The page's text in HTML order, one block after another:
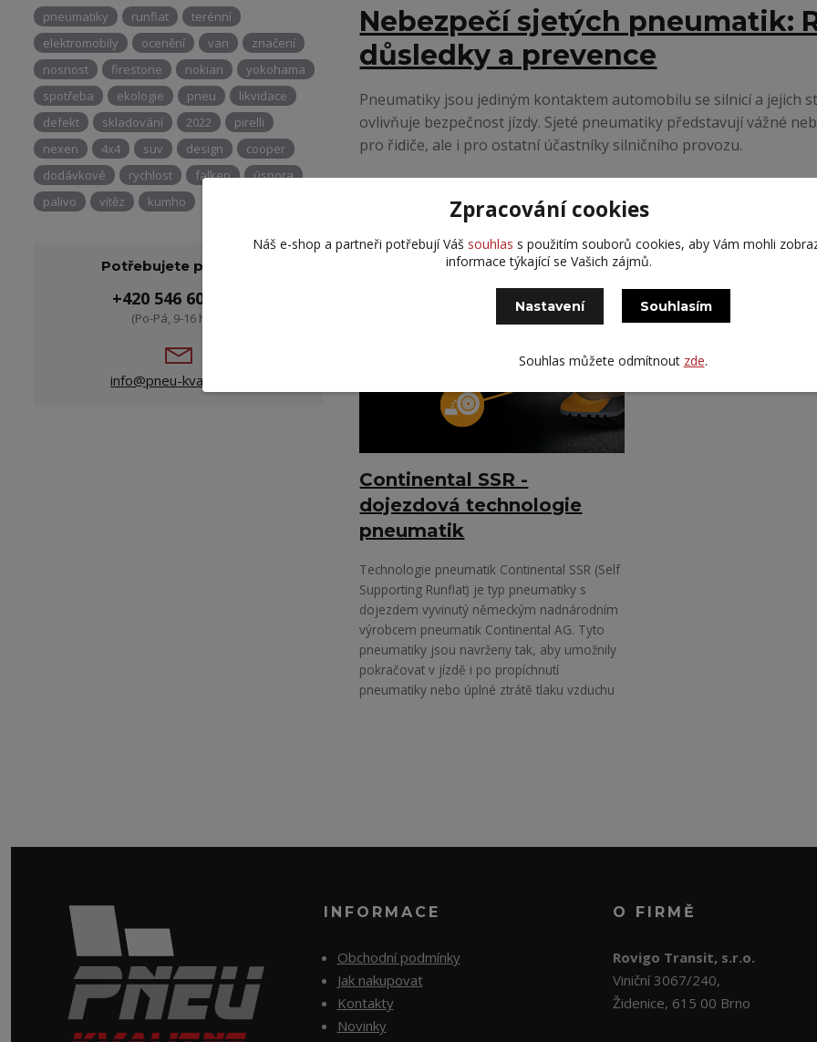
pneumatiky
runflat
terénní
elektromobily
ocenění van
značení
nosnost
firestone nokian
yokohama
spotřeba
ekologie pneu
likvidace
defekt
skladování 2022
pirelli
nexen
4x4 suv design
cooper
dodávkové
rychlost falken
úspora
palivo
vítěz kumho
Potřebujete poradit?
+420 546 605 021
(Po-Pá, 9-16 hod.)
info@pneu-kvalitne.cz
Nebezpečí sjetých pneumatik:
důsledky a prevence
Pneumatiky jsou jediným kontaktem automobilu se silnicí a jejich
ovlivňuje bezpečnost jízdy. Sjeté pneumatiky představují vážné
pro řidiče, ale i pro ostatní účastníky silničního provozu.
Continental SSR -
dojezdová technologie
pneumatik
01
Technologie pneumatik Continental SSR (Self
Supporting Runflat) je typ pneumatiky s
dojezdem vyvinutý německým nadnárodním
výrobcem pneumatik Continental AG. Tyto
pneumatiky jsou navrženy tak, aby umožnily
pokračovat v jízdě i po propíchnutí
pneumatiky nebo úplné ztrátě tlaku vzduchu
INFORMACE
Obchodní podmínky
Jak nakupovat
Kontakty
Novinky
O FIRMĚ
Rovigo Transit, s.r.o.
Viniční 3067/240,
Židenice, 615 00 Brno
Zpracování cookies
Náš e-shop a partneři potřebují Váš souhlas s použitím souborů cookies, aby Vám mohli
informace týkající se Vašich zájmů.
Nastavení Souhlasím
Souhlas můžete odmítnout zde.